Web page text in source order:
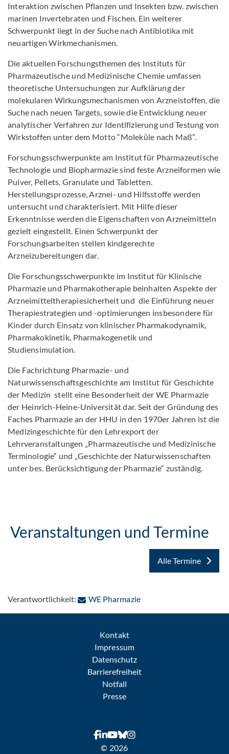
Interaktion zwischen Pflanzen und Insekten bzw. zwischen
marinen Invertebraten und Fischen. Ein weiterer
Schwerpunkt liegt in der Suche nach Antibiotika mit
neuartigen Wirkmechanismen.
Die aktuellen Forschungsthemen des Instituts für
Pharmazeutische und Medizinische Chemie umfassen
theoretische Untersuchungen zur Aufklärung der
molekularen Wirkungsmechanismen von Arzneistoffen, die
Suche nach neuen Targets, sowie die Entwicklung neuer
analytischer Verfahren zur Identifizierung und Testung von
Wirkstoffen unter dem Motto “Moleküle nach Maß”.
Forschungsschwerpunkte am Institut für Pharmazeutische
Technologie und Biopharmazie sind feste Arzneiformen wie
Pulver, Pellets, Granulate und Tabletten.
Herstellungsprozesse, Arznei- und Hilfsstoffe werden
untersucht und charakterisiert. Mit Hilfe dieser
Erkenntnisse werden die Eigenschaften von Arzneimitteln
gezielt eingestellt. Einen Schwerpunkt der
Forschungsarbeiten stellen kindgerechte
Arzneizubereitungen dar.
Die Forschungsschwerpunkte im Institut für Klinische
Pharmazie und Pharmakotherapie beinhalten Aspekte der
Arzneimitteltherapiesicherheit und die Einführung neuer
Therapiestrategien und -optimierungen insbesondere für
Kinder durch Einsatz von klinischer Pharmakodynamik,
Pharmakokinetik, Pharmakogenetik und
Studiensimulation.
Die Fachrichtung Pharmazie- und
Naturwissenschaftsgeschichte am Institut für Geschichte
der Medizin stellt eine Besonderheit der WE Pharmazie
der Heinrich-Heine-Universität dar. Seit der Gründung des
Faches Pharmazie an der HHU in den 1970er Jahren ist die
Medizingeschichte für den Lehrexport der
Lehrveranstaltungen „Pharmazeutische und Medizinische
Terminologie“ und „Geschichte der Naturwissenschaften
unter bes. Berücksichtigung der Pharmazie“ zuständig.
Veranstaltungen und Termine
Alle Termine
Verantwortlichkeit: WE Pharmazie: Per E-Mail kontaktieren
Kontakt
Impressum
Datenschutz
Barrierefreiheit
Notfall
Presse
© 2026